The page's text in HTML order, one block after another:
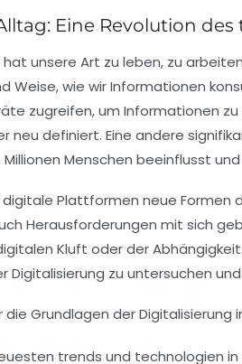
Eine Revolution
hat unsere Art zu leben, zu
Weise, wie wir Informationen
zugreifen, um Informationen
neu definiert. Eine andere
Menschen beeinflusst
digitale Plattformen neue Formen
Herausforderungen mit sich
Kluft oder der
Digitalisierung zu untersuchen
die Grundlagen derDigitalisierung